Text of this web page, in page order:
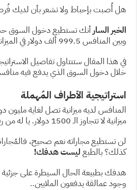
هل أُصبت بإحباط ولا تشعر بأن لديك
الخبر السار أنك تستطيع دخول السوق
وبين المنافس 999.5 ألف دولار في الميزانية الشهرية 😄
في هذا المقال ستنتاول تفاصيل
خلال دخول السوق الذي يدفع فيه
استراتيجية الأطراف المُهملة
المنافس لديه ميزانية تصل لغاية مليون
ميزانية لا تتجاوز الـ 1500 دولار. يا له من رقم!
لن تستطيع مجاراته نعم صحيح،
كذلك؟ بالطبع ليست هدفك!
هدفك بطبيعة الحال السيطرة على
وجود عمالقة يدفعون الملايين..